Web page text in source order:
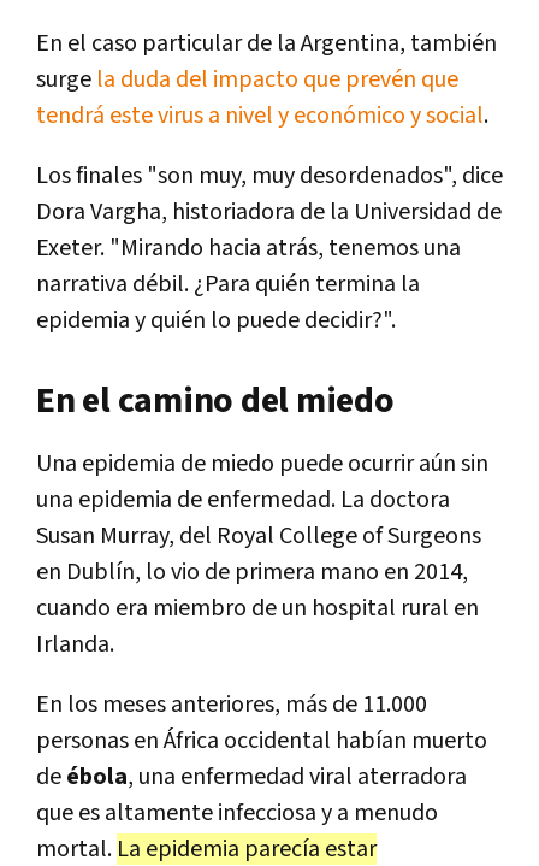
En el caso particular de la Argentina, también
surge la duda del impacto que prevén que
tendrá este virus a nivel y económico y social.
Los finales "son muy, muy desordenados", dice
Dora Vargha, historiadora de la Universidad de
Exeter. "Mirando hacia atrás, tenemos una
narrativa débil. ¿Para quién termina la
epidemia y quién lo puede decidir?".
En el camino del miedo
Una epidemia de miedo puede ocurrir aún sin
una epidemia de enfermedad. La doctora
Susan Murray, del Royal College of Surgeons
en Dublín, lo vio de primera mano en 2014,
cuando era miembro de un hospital rural en
Irlanda.
En los meses anteriores, más de 11.000
personas en África occidental habían muerto
deébola, una enfermedad viral aterradora
que es altamente infecciosa y a menudo
mortal. La epidemia parecía estar